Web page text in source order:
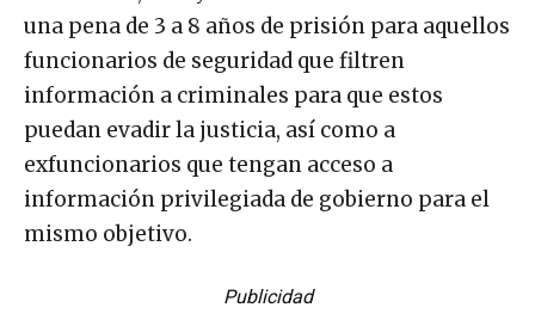
una pena de 3 a 8 años de prisión para aquellos
funcionarios de seguridad que filtren
información a criminales para que estos
puedan evadir la justicia, así como a
exfuncionarios que tengan acceso a
información privilegiada de gobierno para el
mismo objetivo.
Publicidad